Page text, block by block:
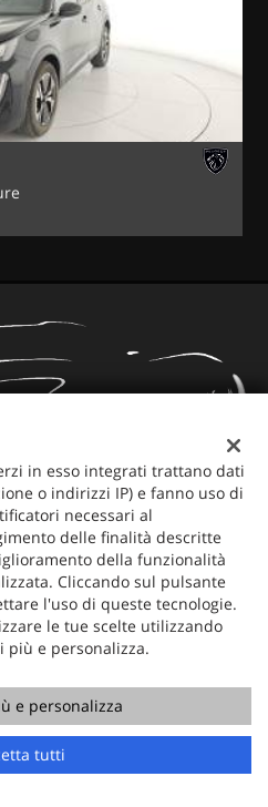
597 4422
273 2302
597 4422
in esso integrati trattano dati
o indirizzi IP) e fanno uso di
necessari al
delle finalità descritte
della funzionalità
Cliccando sul pulsante
l'uso di queste tecnologie.
le tue scelte utilizzando
più e personalizza.
e personalizza
tutti